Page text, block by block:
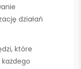
działań
które